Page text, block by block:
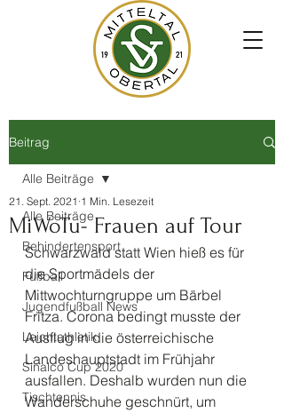
Beitrag
Alle Beiträge
Behindertensport
Fußball
Jugendfußball News
Leichtathletik
Sinalco Cup 2020
Tischtennis
Alle Beiträge
MiWoTu- Frauen auf Tour
21. Sept. 2021 1 Min. Lesezeit
Schwarzwald statt Wien hieß es für
die Sportmädels der
Mittwochturngruppe um Bärbel
Fritza. Corona bedingt musste der
Ausflug in die österreichische
Landeshauptstadt im Frühjahr
ausfallen. Deshalb wurden nun die
Wanderschuhe geschnürt, um